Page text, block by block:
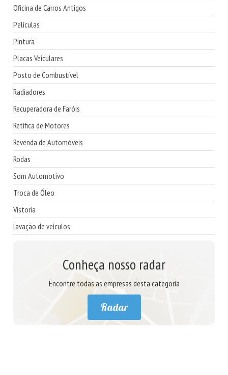
Oficina de Carros Antigos
Películas
Pintura
Placas Veiculares
Posto de Combustível
Radiadores
Recuperadora de Faróis
Retífica de Motores
Revenda de Automóveis
Rodas
Som Automotivo
Troca de Óleo
Vistoria
lavação de veiculos
Conheça nosso radar
Encontre todas as empresas desta categoria
Radar